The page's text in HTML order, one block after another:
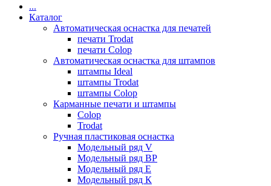
...
Каталог
Автоматическая оснастка для печатей
печати Trodat
печати Colop
Автоматическая оснастка для штампов
штампы Ideal
штампы Trodat
штампы Colop
Карманные печати и штампы
Colop
Trodat
Ручная пластиковая оснастка
Модельный ряд V
Модельный ряд ВР
Модельный ряд Е
Модельный ряд К